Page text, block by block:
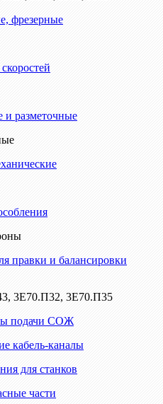
фрезерные
разметочные
правки и балансировки
3Е70.П32, 3Е70.П35
подачи СОЖ
кабель-каналы
для станков
части